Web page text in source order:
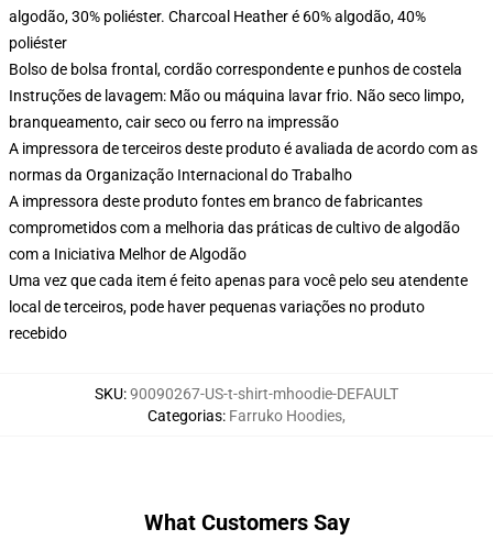
algodão, 30% poliéster. Charcoal Heather é 60% algodão, 40%
poliéster
Bolso de bolsa frontal, cordão correspondente e punhos de costela
Instruções de lavagem: Mão ou máquina lavar frio. Não seco limpo,
branqueamento, cair seco ou ferro na impressão
A impressora de terceiros deste produto é avaliada de acordo com as
normas da Organização Internacional do Trabalho
A impressora deste produto fontes em branco de fabricantes
comprometidos com a melhoria das práticas de cultivo de algodão
com a Iniciativa Melhor de Algodão
Uma vez que cada item é feito apenas para você pelo seu atendente
local de terceiros, pode haver pequenas variações no produto
recebido
SKU:90090267-US-t-shirt-mhoodie-DEFAULT
Categorias: Farruko Hoodies,
What Customers Say